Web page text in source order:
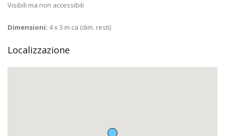
Visibili ma non accessibili
Dimensioni: 4 x 3 m ca (dim. resti)
Localizzazione